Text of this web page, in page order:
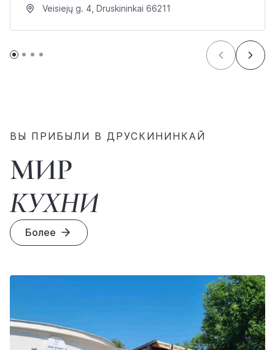
Veisiejų g. 4, Druskininkai 66211
ВЫ ПРИБЫЛИ В ДРУСКИНИНКАЙ
МИР
КУХНИ
Более